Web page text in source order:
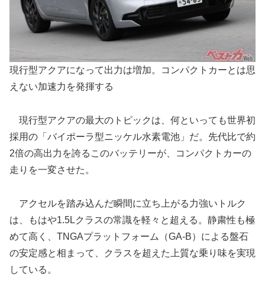
現行型アクアになって出力は増加。コンパクトカーとは思
えない加速力を発揮する
現行型アクアの最大のトピックは、何といっても世界初
採用の「バイポーラ型ニッケル水素電池」だ。先代比で約
2倍の高出力を誇るこのバッテリーが、コンパクトカーの
走りを一変させた。
アクセルを踏み込んだ瞬間に立ち上がる力強いトルク
は、もはや1.5Lクラスの常識を軽々と超える。静粛性も極
めて高く、TNGAプラットフォーム（GA-B）による盤石
の安定感と相まって、クラスを超えた上質な乗り味を実現
している。